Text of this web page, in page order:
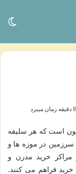
است که هر سلیقه
سرزمین در موزه ها و
خرید مدرن و
فراهم می کنند.